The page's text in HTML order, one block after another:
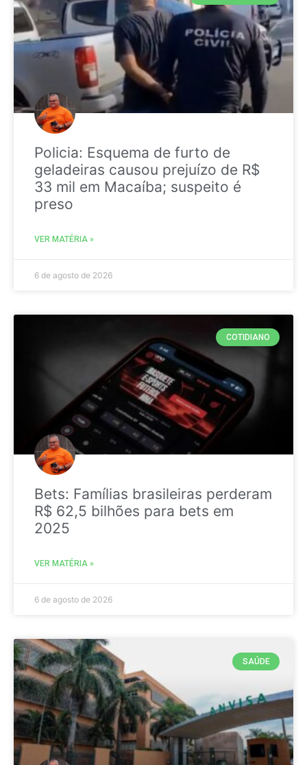
Policia: Esquema de furto de
geladeiras causou prejuízo de R$
33 mil em Macaíba; suspeito é
preso
VER MATÉRIA »
6 de agosto de 2026
COTIDIANO
Bets: Famílias brasileiras perderam
R$ 62,5 bilhões para bets em
2025
VER MATÉRIA »
6 de agosto de 2026
SAÚDE